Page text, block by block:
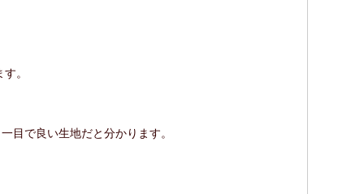
。
目で良い生地だと分かります。